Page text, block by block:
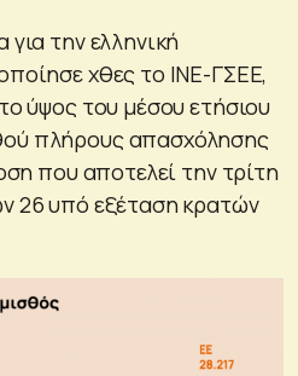
την ελληνική
χθες το ΙΝΕ-ΓΣΕΕ,
ύψος του μέσου ετήσιου
πλήρους απασχόλησης
που αποτελεί την τρίτη
26 υπό εξέταση κρατών